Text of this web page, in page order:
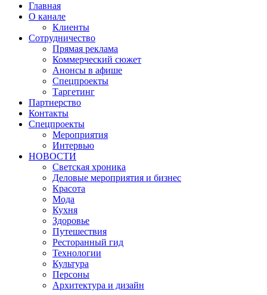
Главная
О канале
Клиенты
Сотрудничество
Прямая реклама
Коммерческий сюжет
Анонсы в афише
Cпецпроекты
Таргетинг
Партнерство
Контакты
Спецпроекты
Мероприятия
Интервью
НОВОСТИ
Светская хроника
Деловые мероприятия и бизнес
Красота
Мода
Кухня
Здоровье
Путешествия
Ресторанный гид
Технологии
Культура
Персоны
Архитектура и дизайн